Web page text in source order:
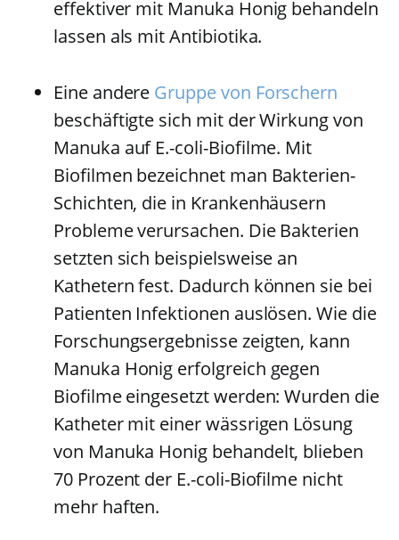
effektiver mit Manuka Honig behandeln
lassen als mit Antibiotika.
Eine andere Gruppe von Forschern
beschäftigte sich mit der Wirkung von
Manuka auf E.-coli-Biofilme. Mit
Biofilmen bezeichnet man Bakterien-
Schichten, die in Krankenhäusern
Probleme verursachen. Die Bakterien
setzten sich beispielsweise an
Kathetern fest. Dadurch können sie bei
Patienten Infektionen auslösen. Wie die
Forschungsergebnisse zeigten, kann
Manuka Honig erfolgreich gegen
Biofilme eingesetzt werden: Wurden die
Katheter mit einer wässrigen Lösung
von Manuka Honig behandelt, blieben
70 Prozent der E.-coli-Biofilme nicht
mehr haften.